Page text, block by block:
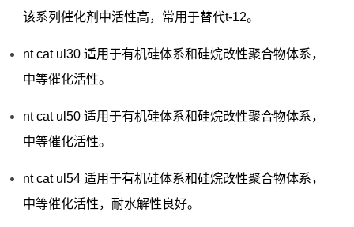
该系列催化剂中活性高，常用于替代t-12。
nt cat ul30 适用于有机硅体系和硅烷改性聚合物体系，
中等催化活性。
nt cat ul50 适用于有机硅体系和硅烷改性聚合物体系，
中等催化活性。
nt cat ul54 适用于有机硅体系和硅烷改性聚合物体系，
中等催化活性，耐水解性良好。